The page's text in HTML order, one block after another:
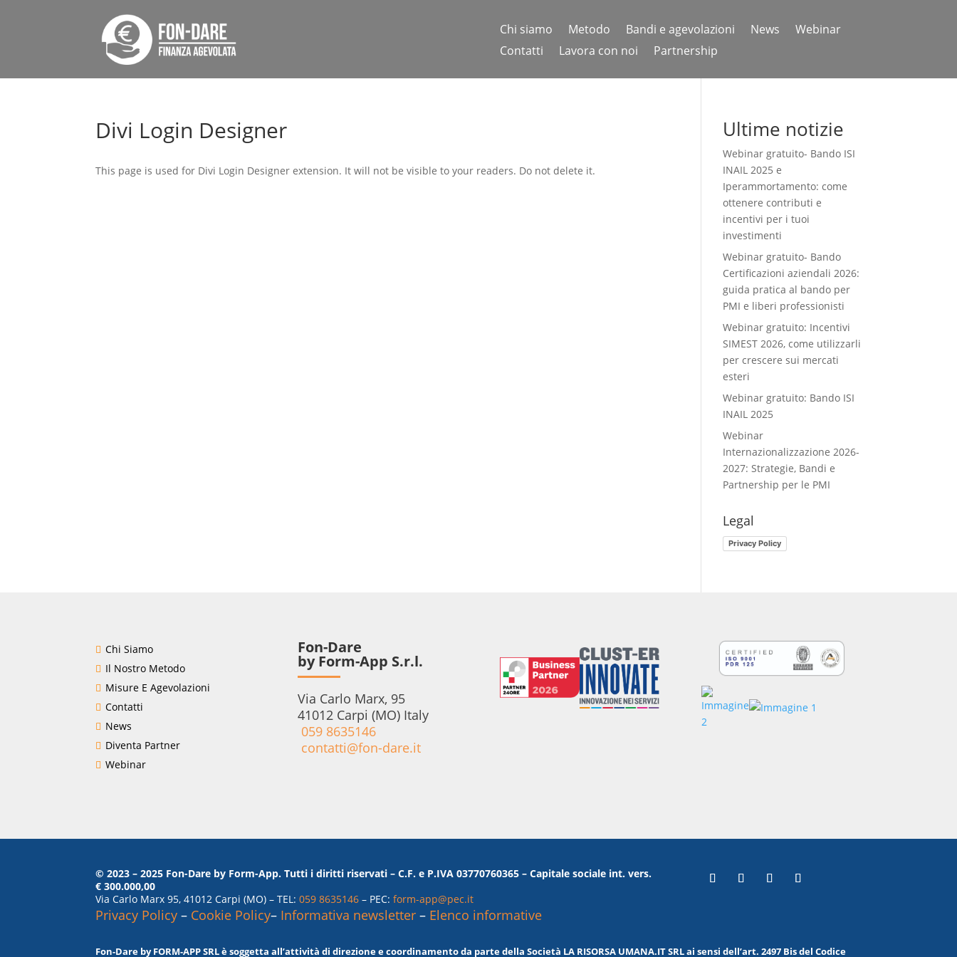
Chi siamo Metodo Bandi e agevolazioni News
Webinar
Contatti
Lavora con noi Partnership
Divi Login Designer
This page is used for Divi Login Designer extension. It will not be visible to your readers. Do not delete it.
Ultime notizie
Webinar gratuito- Bando ISI
INAIL 2025 e
Iperammortamento: come
ottenere contributi e
incentivi per i tuoi
investimenti
Webinar gratuito- Bando
Certificazioni aziendali 2026:
guida pratica al bando per
PMI e liberi professionisti
Webinar gratuito: Incentivi
SIMEST 2026, come utilizzarli
per crescere sui mercati
esteri
Webinar gratuito: Bando ISI
INAIL 2025
Webinar
Internazionalizzazione 2026-
2027: Strategie, Bandi e
Partnership per le PMI
Legal
Privacy Policy
Chi Siamo
Il Nostro Metodo
Misure E Agevolazioni
Contatti
News
Diventa Partner
Webinar
Fon-Dare
by Form-App S.r.l.
Via Carlo Marx, 95
41012 Carpi (MO) Italy
059 8635146
contatti@fon-dare.it
© 2023 – 2025 Fon-Dare by Form-App. Tutti i diritti riservati – C.F. e P.IVA 03770760365 – Capitale sociale int. vers.
€ 300.000,00
Via Carlo Marx 95, 41012 Carpi (MO) – TEL:059 8635146 – PEC: form-app@pec.it
Privacy Policy – Cookie Policy– Informativa newsletter – Elenco informative
Fon-Dare by FORM-APP SRL è soggetta all’attività di direzione e coordinamento da parte della Società LA RISORSA UMANA.IT SRL ai sensi dell’art. 2497 Bis del Codice